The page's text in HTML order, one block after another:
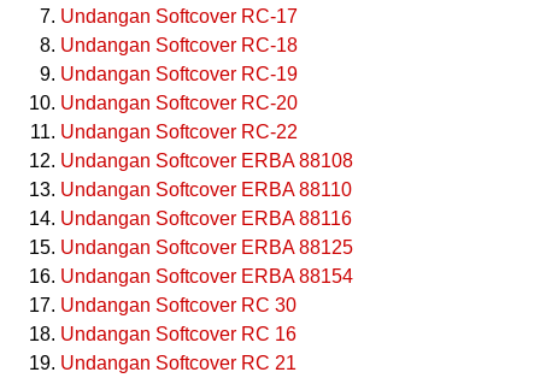
Undangan Softcover RC-17
Undangan Softcover RC-18
Undangan Softcover RC-19
Undangan Softcover RC-20
Undangan Softcover RC-22
Undangan Softcover ERBA 88108
Undangan Softcover ERBA 88110
Undangan Softcover ERBA 88116
Undangan Softcover ERBA 88125
Undangan Softcover ERBA 88154
Undangan Softcover RC 30
Undangan Softcover RC 16
Undangan Softcover RC 21